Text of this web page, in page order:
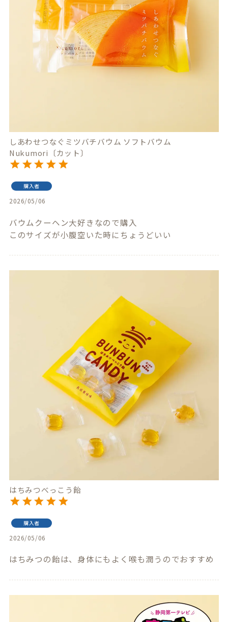
しあわせつなぐミツバチバウム ソフトバウム
Nukumori〔カット〕
購入者
2026/05/06
バウムクーヘン大好きなので購入
このサイズが小腹空いた時にちょうどいい
はちみつべっこう飴
購入者
2026/05/06
はちみつの飴は、身体にもよく喉も潤うのでおすすめ